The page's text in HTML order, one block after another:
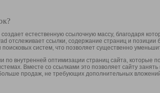
естественную ссылочную массу, благодаря
отслеживает ссылки, содержание страниц и
систем, что позволяет существенно
внутренней оптимизации страниц сайта, которые
Вместе со ссылками это позволяет сайту
продаж, не требующих дополнительных